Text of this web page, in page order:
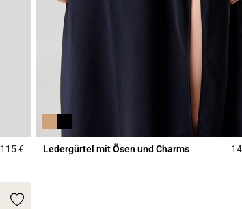
115 €4,3 out of 5 Customer Rating
Ledergürtel mit Ösen und Charms